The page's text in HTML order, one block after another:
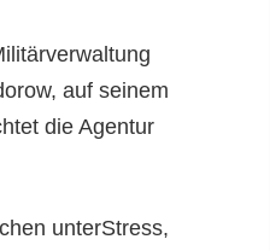
auf seinem
die Agentur
unterStress,